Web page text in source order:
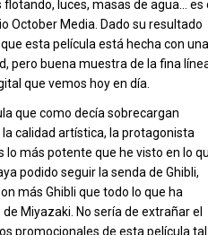
luces, masas de agua… es
October Media. Dado su resultado
esta película está hecha con una
pero buena muestra de la fina
que vemos hoy en día.
que como decía sobrecargan
calidad artística, la protagonista
más potente que he visto en lo
podido seguir la senda de Ghibli,
más Ghibli que todo lo que ha
Miyazaki. No sería de extrañar el
promocionales de esta película tal